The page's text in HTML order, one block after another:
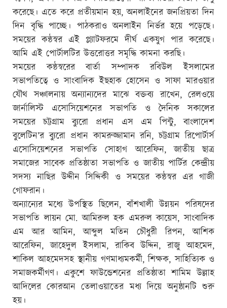
করেছে। এতে করে প্রতীয়মান হয়, অনলাইনের জনপ্রিয়তা দিন
দিন বৃদ্ধি পাচ্ছে। পাঠকরাও অনলাইন নির্ভর হয়ে পড়েছে।
সময়ের কন্ঠস্বর এই প্ল্যাটফরমে দীর্ঘ একযুগ পার করেছে।
আমি এই পোর্টালটির উত্তরোত্তর সমৃদ্ধি কামনা করছি।
সময়ের কন্ঠস্বরের বার্তা সম্পাদক রবিউল ইসলামের
সভাপতিত্বে ও সাংবাদিক ইছহাক হোসেন ও সাফা মারওয়ার
যৌথ সঞ্চালনায় অন্যান্যদের মাঝে বক্তব্য রাখেন, রেলওয়ে
জার্নালিস্ট এসোসিয়েশনের সভাপতি ও দৈনিক সকালের
সময়ের চট্টগ্রাম ব্যুরো প্রধান এস এম পিন্টু, বাংলাদেশ
বুলেটিন’র ব্যুরো প্রধান কামরুজ্জামান রনি, চট্টগ্রাম রিপোর্টার্স
এসোসিয়েশনের সভাপতি সোহাগ আরেফিন, জাতীয় ছাত্র
সমাজের সাবেক প্রতিষ্ঠাতা সভাপতি ও জাতীয় পার্টির কেন্দ্রীয়
সদস্য নাছির উদ্দীন সিদ্দিকী ও সময়ের কন্ঠস্বর এর গাজী
গোফরান।
অন্যান্যের মধ্যে উপস্থিত ছিলেন, বাঁশখালী উন্নয়ন পরিষদের
সভাপতি লায়ন মো. আমিরুল হক এমরুল কায়েস, সাংবাদিক
এম আর আমিন, আব্দুল মতিন চৌধুরী রিপন, আশিক
আরেফিন, জাহেদুল ইসলাম, রাকিব উদ্দিন, রাজু আহমেদ,
শাকিল আহমেদসহ স্থানীয় গণমাধ্যমকর্মী, শিক্ষক, সাহিত্যিক ও
সমাজকর্মীগণ। একুশে ফাউন্ডেশনের প্রতিষ্ঠাতা শামিম উল্লাহ
আদিলের কোরআন তেলাওয়াতের মধ্য দিয়ে অনুষ্ঠানটি শুরু
হয়।